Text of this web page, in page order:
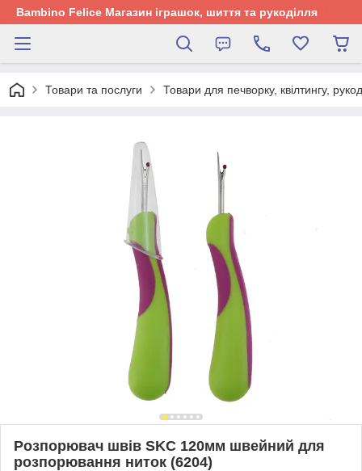
Bambino Felice Магазин іграшок, шиття та рукоділля
Товари та послуги Товари для печворку, квілтингу,
Розпорювач швів SKC 120мм швейний для
розпорювання ниток (6204)